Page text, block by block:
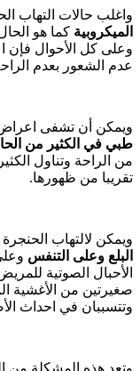
واغلب حالات التهاب
الميكروبية كما هو
وعلى كل الأحوال فإن
عدم الشعور بعدم
ويمكن أن تشفى اعراض
طبي في الكثير من
من الراحة وتناول
تقريبا من ظهورها.
ويمكن لالتهاب الحنجرة
البلع وعلى التنفس
الأحبال الصوتية
صغيرتين من الأغشية
وتتسببان في احداث
وتعد هذه المشكلة من